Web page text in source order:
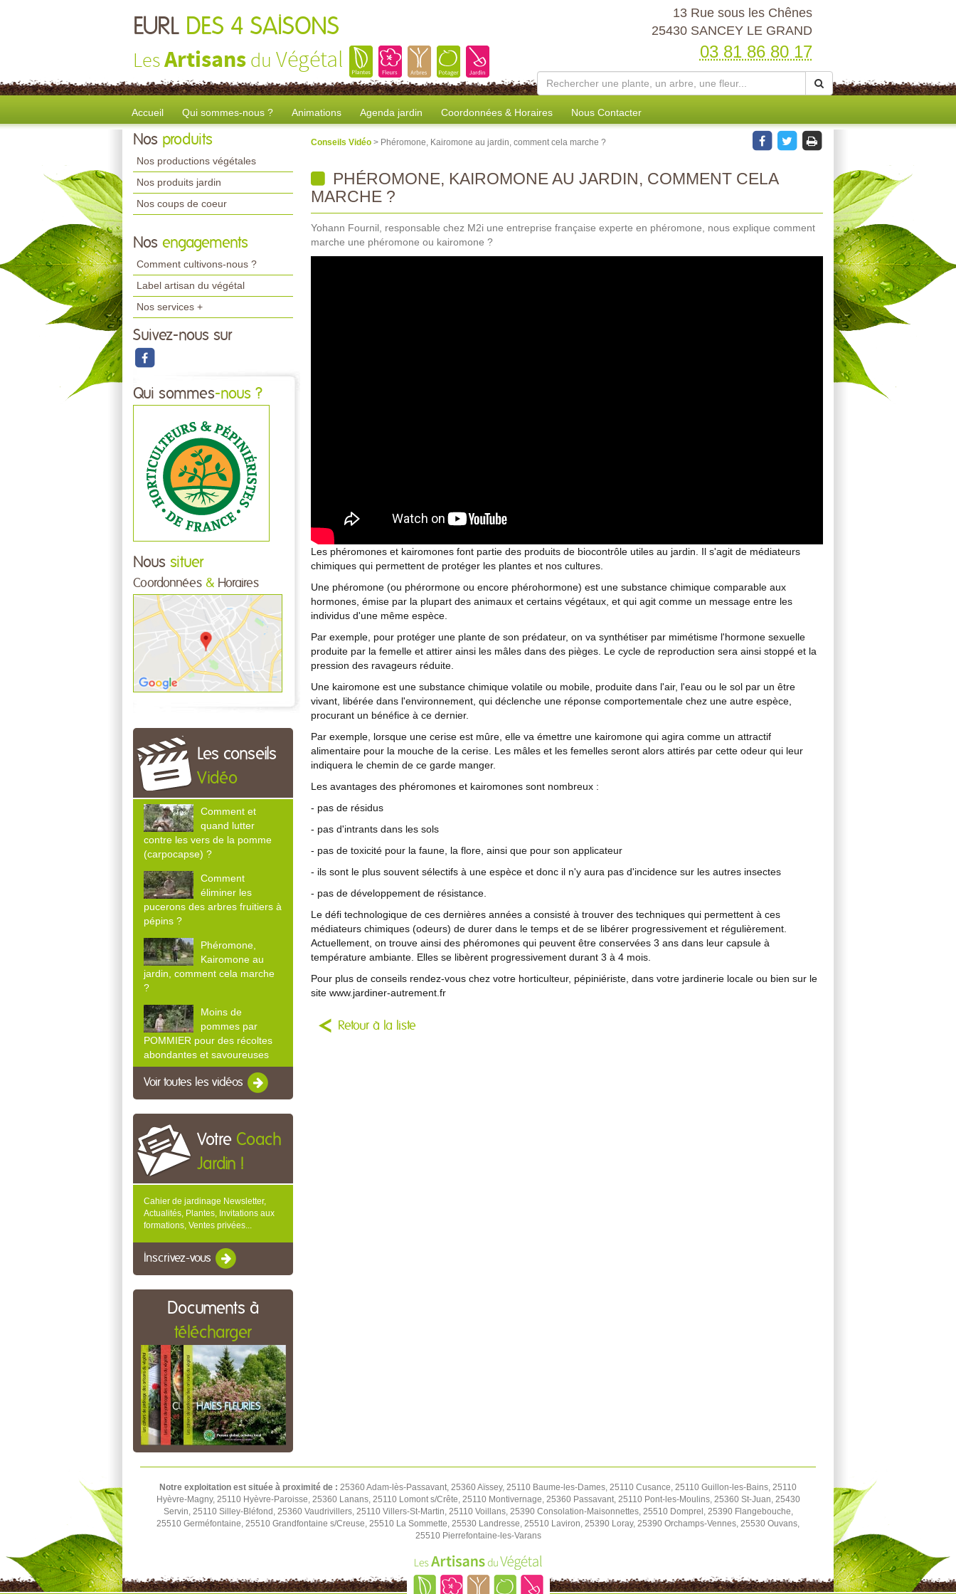
EURL DES 4 SAISONS
LesArtisans du Végétal
13 Rue sous les Chênes
25430 SANCEY LE GRAND
03 81 86 80 17
Accueil Qui sommes-nous ? Animations Agenda jardin Coordonnées & Horaires Nous Contacter
Nos produits
Nos productions végétales
Nos produits jardin
Nos coups de coeur
Nos engagements
Comment cultivons-nous ?
Label artisan du végétal
Nos services +
Suivez-nous sur
Qui sommes-nous ?
Nous situer
Coordonnées & Horaires
Les conseils
Vidéo
Comment et
quand lutter
contre les vers de la pomme
(carpocapse) ?
Comment
éliminer les
pucerons des arbres fruitiers à
pépins ?
Phéromone,
Kairomone au
jardin, comment cela marche
?
Moins de
pommes par
POMMIER pour des récoltes
abondantes et savoureuses
Voir toutes les vidéos
Votre Coach
Jardin !
Cahier de jardinage Newsletter,
Actualités, Plantes, Invitations aux
formations, Ventes privées...
Inscrivez-vous
Documents à
télécharger
Conseils Vidéo > Phéromone, Kairomone au jardin, comment cela marche ?
PHÉROMONE, KAIROMONE AU JARDIN, COMMENT CELA
MARCHE ?
Yohann Fournil, responsable chez M2i une entreprise française experte en phéromone, nous explique comment
marche une phéromone ou kairomone ?
Les phéromones et kairomones font partie des produits de biocontrôle utiles au jardin. Il s'agit de médiateurs
chimiques qui permettent de protéger les plantes et nos cultures.
Une phéromone (ou phérormone ou encore phérohormone) est une substance chimique comparable aux
hormones, émise par la plupart des animaux et certains végétaux, et qui agit comme un message entre les
individus d'une même espèce.
Par exemple, pour protéger une plante de son prédateur, on va synthétiser par mimétisme l'hormone sexuelle
produite par la femelle et attirer ainsi les mâles dans des pièges. Le cycle de reproduction sera ainsi stoppé et la
pression des ravageurs réduite.
Une kairomone est une substance chimique volatile ou mobile, produite dans l'air, l'eau ou le sol par un être
vivant, libérée dans l'environnement, qui déclenche une réponse comportementale chez une autre espèce,
procurant un bénéfice à ce dernier.
Par exemple, lorsque une cerise est mûre, elle va émettre une kairomone qui agira comme un attractif
alimentaire pour la mouche de la cerise. Les mâles et les femelles seront alors attirés par cette odeur qui leur
indiquera le chemin de ce garde manger.
Les avantages des phéromones et kairomones sont nombreux :
- pas de résidus
- pas d'intrants dans les sols
- pas de toxicité pour la faune, la flore, ainsi que pour son applicateur
- ils sont le plus souvent sélectifs à une espèce et donc il n'y aura pas d'incidence sur les autres insectes
- pas de développement de résistance.
Le défi technologique de ces dernières années a consisté à trouver des techniques qui permettent à ces
médiateurs chimiques (odeurs) de durer dans le temps et de se libérer progressivement et régulièrement.
Actuellement, on trouve ainsi des phéromones qui peuvent être conservées 3 ans dans leur capsule à
température ambiante. Elles se libèrent progressivement durant 3 à 4 mois.
Pour plus de conseils rendez-vous chez votre horticulteur, pépiniériste, dans votre jardinerie locale ou bien sur le
site www.jardiner-autrement.fr
Retour à la liste
Notre exploitation est située à proximité de : 25360 Adam-lès-Passavant, 25360 Aïssey, 25110 Baume-les-Dames, 25110 Cusance, 25110 Guillon-les-Bains, 25110
Hyèvre-Magny, 25110 Hyèvre-Paroisse, 25360 Lanans, 25110 Lomont s/Crête, 25110 Montivernage, 25360 Passavant, 25110 Pont-les-Moulins, 25360 St-Juan, 25430
Servin, 25110 Silley-Bléfond, 25360 Vaudrivillers, 25110 Villers-St-Martin, 25110 Voillans, 25390 Consolation-Maisonnettes, 25510 Domprel, 25390 Flangebouche,
25510 Germéfontaine, 25510 Grandfontaine s/Creuse, 25510 La Sommette, 25530 Landresse, 25510 Laviron, 25390 Loray, 25390 Orchamps-Vennes, 25530 Ouvans,
25510 Pierrefontaine-les-Varans